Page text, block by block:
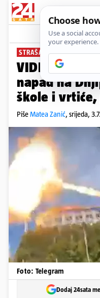
STRAŠAN NAPAD
VIDEO
napad na
škole i
PišeMatea Zanić, srijeda,
Foto: Telegram
Dodaj 24sata